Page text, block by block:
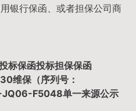
银行保函、或者担保公司商
标保函投标担保保函
维保（序列号：
F5048单一来源公示